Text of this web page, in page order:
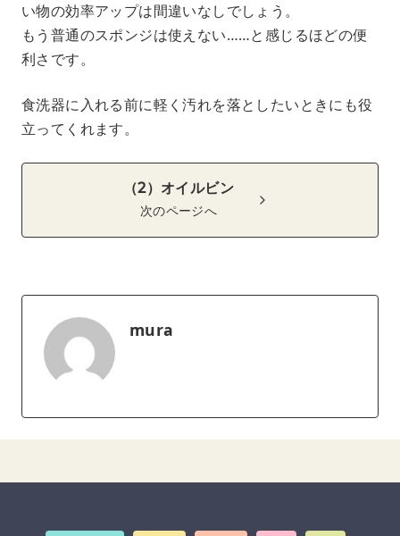
い物の効率アップは間違いなしでしょう。
もう普通のスポンジは使えない……と感じるほどの便
利さです。
食洗器に入れる前に軽く汚れを落としたいときにも役
立ってくれます。
（2）オイルビン
次のページへ
mura